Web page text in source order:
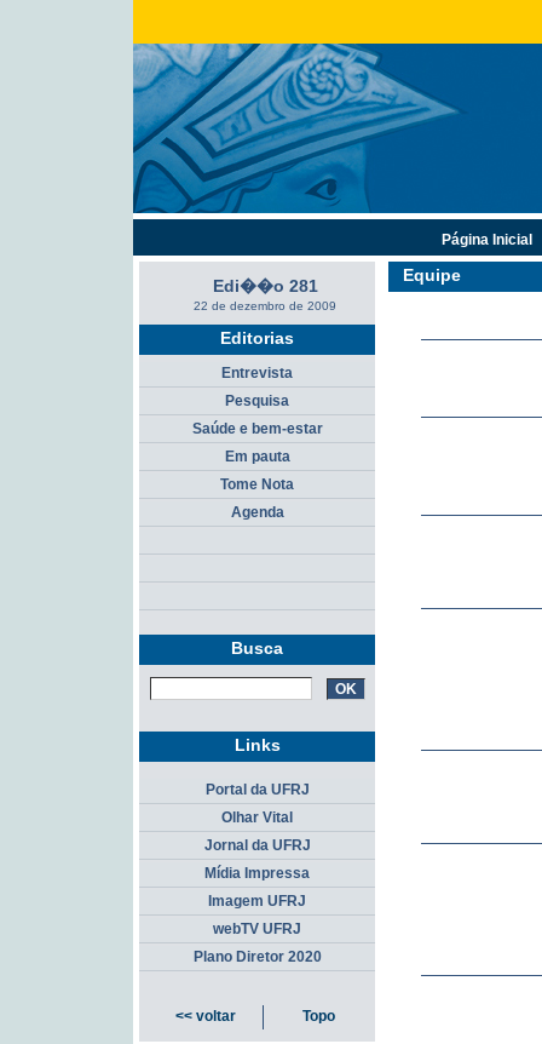
Equipe
Edi��o 281
22 de dezembro de 2009
Editorias
Entrevista
Pesquisa
Saúde e bem-estar
Em pauta
Tome Nota
Agenda
Busca
Página Inicial
Links
Portal da UFRJ
Olhar Vital
Jornal da UFRJ
Mídia Impressa
Imagem UFRJ
webTV UFRJ
Plano Diretor 2020
<< voltar Topo